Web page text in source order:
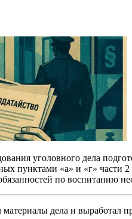
уголовного дела
пунктами «а» и «г»
по воспитанию
материалы дела и